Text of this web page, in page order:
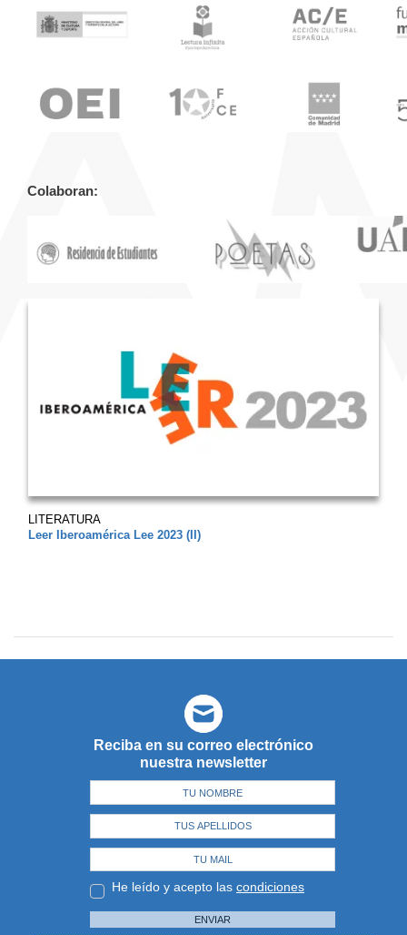
Colaboran:
LITERATURA
Leer Iberoamérica Lee 2023 (II)
Reciba en su correo electrónico
nuestra newsletter
He leído y acepto las condiciones
ENVIAR